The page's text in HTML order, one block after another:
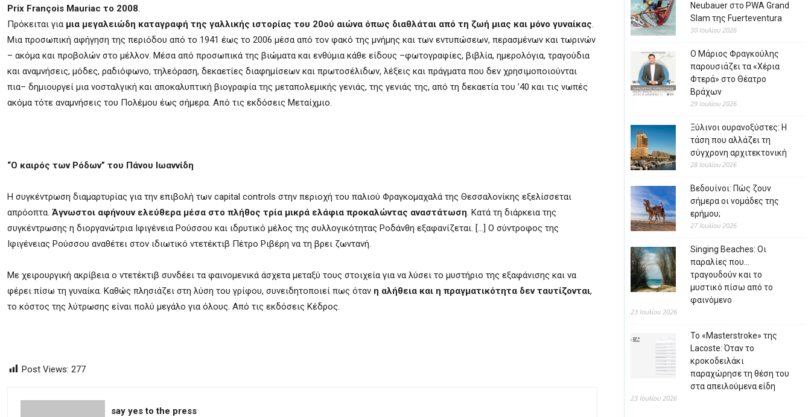
Prix François Mauriac το 2008.
Πρόκειται για μια μεγαλειώδη καταγραφή της γαλλικής ιστορίας του 20ού αιώνα όπως διαθλάται από τη ζωή μιας και μόνο γυναίκας.
Μια προσωπική αφήγηση της περιόδου από το 1941 έως το 2006 μέσα από τον φακό της μνήμης και των εντυπώσεων, περασμένων και τωρινών
– ακόμα και προβολών στο μέλλον. Μέσα από προσωπικά της βιώματα και ενθύμια κάθε είδους –φωτογραφίες, βιβλία, ημερολόγια, τραγούδια
και αναμνήσεις, μόδες, ραδιόφωνο, τηλεόραση, δεκαετίες διαφημίσεων και πρωτοσέλιδων, λέξεις και πράγματα που δεν χρησιμοποιούνται
πια– δημιουργεί μια νοσταλγική και αποκαλυπτική βιογραφία της μεταπολεμικής γενιάς, της γενιάς της, από τη δεκαετία του ’40 και τις νωπές
ακόμα τότε αναμνήσεις του Πολέμου έως σήμερα. Από τις εκδόσεις Μεταίχμιο.
“Ο καιρός των Ρόδων” του Πάνου Ιωαννίδη
Η συγκέντρωση διαμαρτυρίας για την επιβολή των capital controls στην περιοχή του παλιού Φραγκομαχαλά της Θεσσαλονίκης εξελίσσεται
απρόοπτα. Άγνωστοι αφήνουν ελεύθερα μέσα στο πλήθος τρία μικρά ελάφια προκαλώντας αναστάτωση. Κατά τη διάρκεια της
συγκέντρωσης η διοργανώτρια Ιφιγένεια Ρούσσου και ιδρυτικό μέλος της συλλογικότητας Ροδάνθη εξαφανίζεται. […] Ο σύντροφος της
Ιφιγένειας Ρούσσου αναθέτει στον ιδιωτικό ντετέκτιβ Πέτρο Ριβέρη να τη βρει ζωντανή.
Με χειρουργική ακρίβεια ο ντετέκτιβ συνδέει τα φαινομενικά άσχετα μεταξύ τους στοιχεία για να λύσει το μυστήριο της εξαφάνισης και να
φέρει πίσω τη γυναίκα. Καθώς πλησιάζει στη λύση του γρίφου, συνειδητοποιεί πως όταν η αλήθεια και η πραγματικότητα δεν ταυτίζονται,
το κόστος της λύτρωσης είναι πολύ μεγάλο για όλους. Από τις εκδόσεις Κέδρος.
Post Views: 277
say yes to the press
Neubauer στο PWA Grand
Slam της Fuerteventura
30 Ιουλίου 2026
Ο Μάριος Φραγκούλης
παρουσιάζει τα «Χέρια
Φτερά» στο Θέατρο
Βράχων
29 Ιουλίου 2026
Ξύλινοι ουρανοξύστες: Η
τάση που αλλάζει τη
σύγχρονη αρχιτεκτονική
28 Ιουλίου 2026
Βεδουίνοι: Πώς ζουν
σήμερα οι νομάδες της
ερήμου;
27 Ιουλίου 2026
Singing Beaches: Οι
παραλίες που…
τραγουδούν και το
μυστικό πίσω από το
φαινόμενο
23 Ιουλίου 2026
Το «Masterstroke» της
Lacoste: Όταν το
κροκοδειλάκι
παραχώρησε τη θέση του
στα απειλούμενα είδη
23 Ιουλίου 2026